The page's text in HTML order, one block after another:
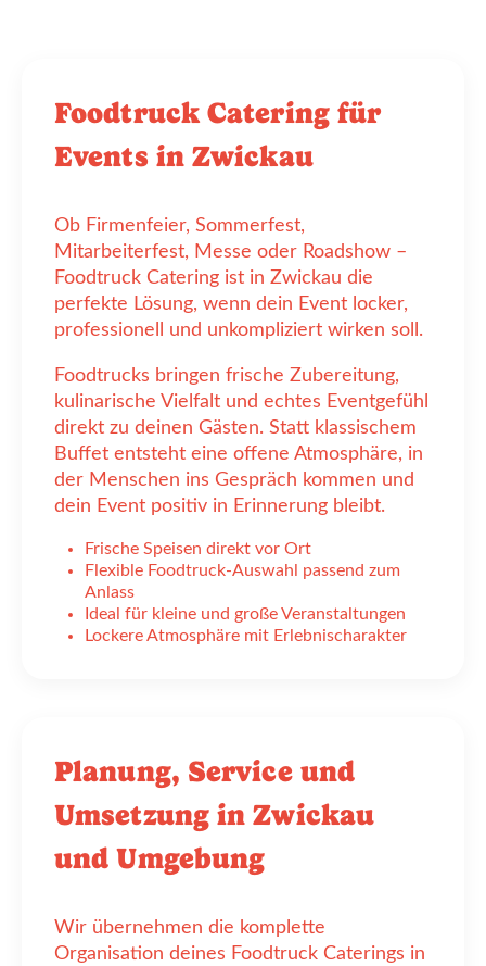
Foodtruck Catering für
Events in Zwickau
Ob Firmenfeier, Sommerfest,
Mitarbeiterfest, Messe oder Roadshow –
Foodtruck Catering ist in Zwickau die
perfekte Lösung, wenn dein Event locker,
professionell und unkompliziert wirken soll.
Foodtrucks bringen frische Zubereitung,
kulinarische Vielfalt und echtes Eventgefühl
direkt zu deinen Gästen. Statt klassischem
Buffet entsteht eine offene Atmosphäre, in
der Menschen ins Gespräch kommen und
dein Event positiv in Erinnerung bleibt.
Frische Speisen direkt vor Ort
Flexible Foodtruck-Auswahl passend zum
Anlass
Ideal für kleine und große Veranstaltungen
Lockere Atmosphäre mit Erlebnischarakter
Planung, Service und
Umsetzung in Zwickau
und Umgebung
Wir übernehmen die komplette
Organisation deines Foodtruck Caterings in